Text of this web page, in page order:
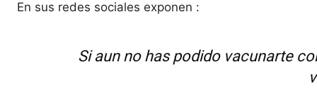
En sus redes sociales exponen :
Si aun no has podido vacunarte